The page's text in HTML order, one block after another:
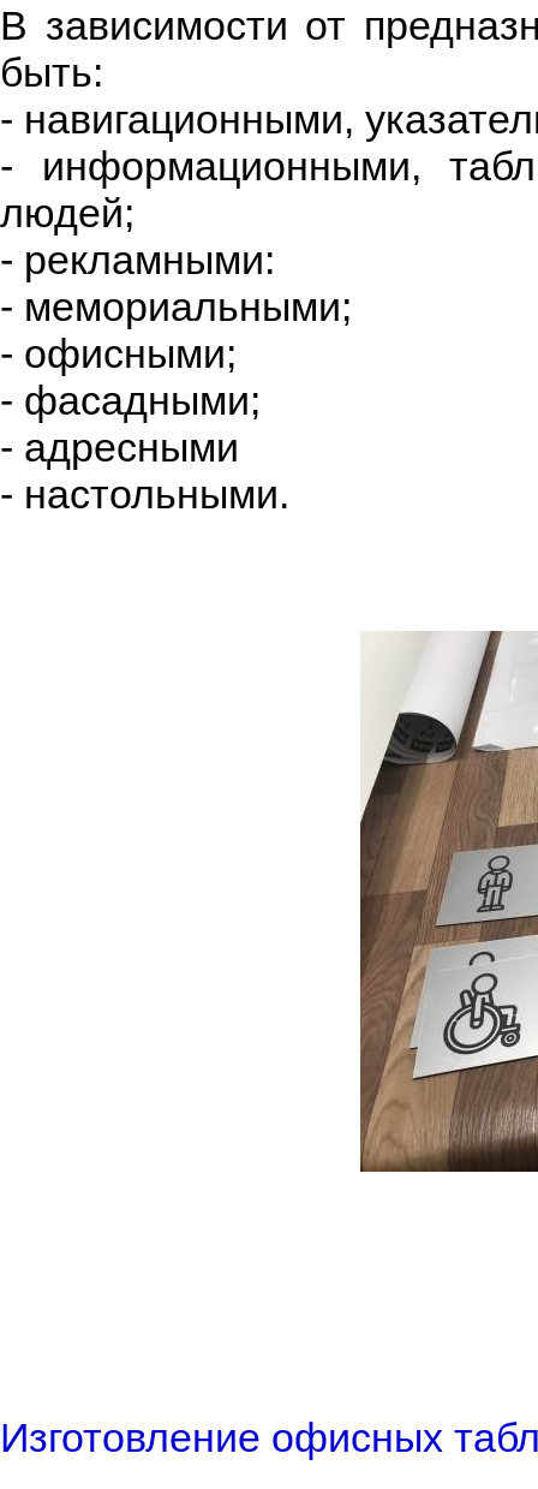
В зависимости от
быть:
- навигационными,
- информационными,
людей;
- рекламными:
- мемориальными;
- офисными;
- фасадными;
- адресными
- настольными.
Изготовление офисных